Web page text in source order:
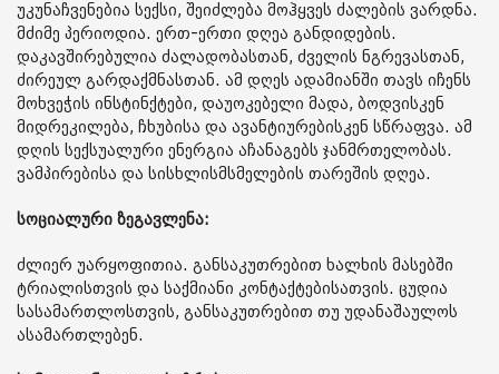
უკუნაჩვენებია სექსი, შეიძლება მოჰყვეს ძალების ვარდნა.
მძიმე პერიოდია. ერთ-ერთი დღეა განდიდების.
დაკავშირებულია ძალადობასთან, ძველის ნგრევასთან,
ძირეულ გარდაქმნასთან. ამ დღეს ადამიანში თავს იჩენს
მოხვეჭის ინსტინქტები, დაუოკებელი მადა, ბოდვისკენ
მიდრეკილება, ჩხუბისა და ავანტიურებისკენ სწრაფვა. ამ
დღის სექსუალური ენერგია აჩანაგებს ჯანმრთელობას.
ვამპირებისა და სისხლისმსმელების თარეშის დღეა.
სოციალური ზეგავლენა:
ძლიერ უარყოფითია. განსაკუთრებით ხალხის მასებში
ტრიალისთვის და საქმიანი კონტაქტებისათვის. ცუდია
სასამართლოსთვის, განსაკუთრებით თუ უდანაშაულოს
ასამართლებენ.